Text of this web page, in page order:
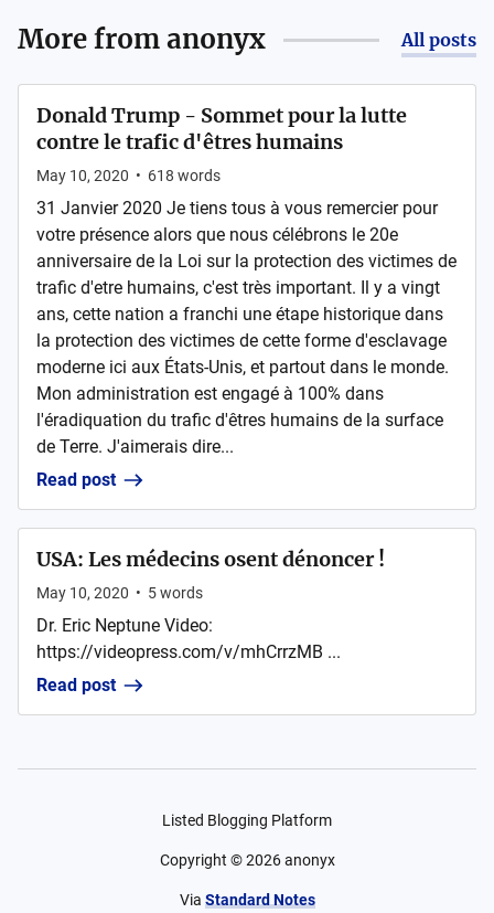
More fromanonyx All posts
Donald Trump - Sommet pour la lutte
contre le trafic d'êtres humains
May 10, 2020 • 618 words
31 Janvier 2020 Je tiens tous à vous remercier pour
votre présence alors que nous célébrons le 20e
anniversaire de la Loi sur la protection des victimes de
trafic d'etre humains, c'est très important. Il y a vingt
ans, cette nation a franchi une étape historique dans
la protection des victimes de cette forme d'esclavage
moderne ici aux États-Unis, et partout dans le monde.
Mon administration est engagé à 100% dans
l'éradiquation du trafic d'êtres humains de la surface
de Terre. J'aimerais dire...
Read post
USA: Les médecins osent dénoncer !
May 10, 2020 • 5words
Dr. Eric Neptune Video:
https://videopress.com/v/mhCrrzMB ...
Read post
Listed Blogging Platform
Copyright ©2026 anonyx
Via Standard Notes